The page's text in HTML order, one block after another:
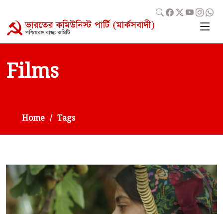
Films
Home Tags